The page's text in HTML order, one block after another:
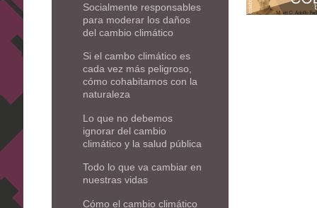
Socialmente responsables
para moderar los daños
del cambio climático
Si el cambo climático es
cada vez más peligroso,
cómo cohabitamos con la
naturaleza
Lo que no debemos
ignorar del cambio
climático y la salud pública
Todo lo que va cambiar en
nuestras vidas
Cómo el cambio climático